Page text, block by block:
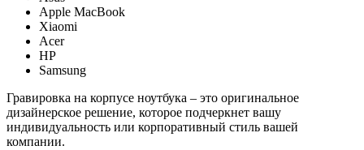
Apple MacBook
Xiaomi
Acer
HP
Samsung
Гравировка на корпусе ноутбука – это оригинальное
дизайнерское решение, которое подчеркнет вашу
индивидуальность или корпоративный стиль вашей
компании.